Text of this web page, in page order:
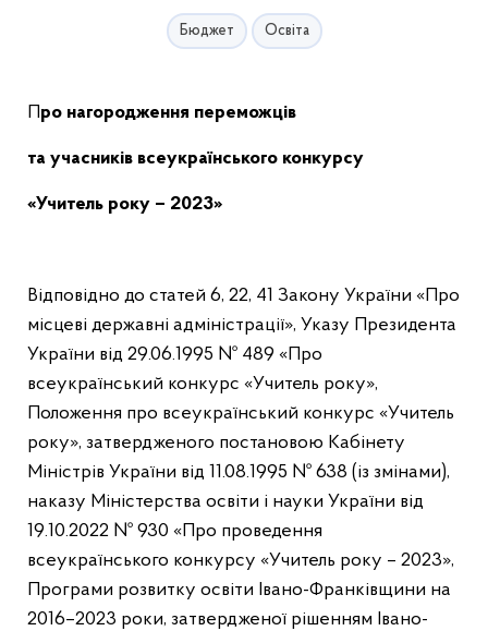
Бюджет Освіта
Про нагородження переможців
та учасників всеукраїнського конкурсу
«Учитель року – 2023»
Відповідно до статей 6, 22, 41 Закону України «Про
місцеві державні адміністрації», Указу Президента
України від 29.06.1995 № 489 «Про
всеукраїнський конкурс «Учитель року»,
Положення про всеукраїнський конкурс «Учитель
року», затвердженого постановою Кабінету
Міністрів України від 11.08.1995 № 638 (із змінами),
наказу Міністерства освіти і науки України від
19.10.2022 № 930 «Про проведення
всеукраїнського конкурсу «Учитель року – 2023»,
Програми розвитку освіти Івано-Франківщини на
2016–2023 роки, затвердженої рішенням Івано-